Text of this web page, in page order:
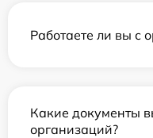
Работаете ли вы с
Какие документы
организаций?